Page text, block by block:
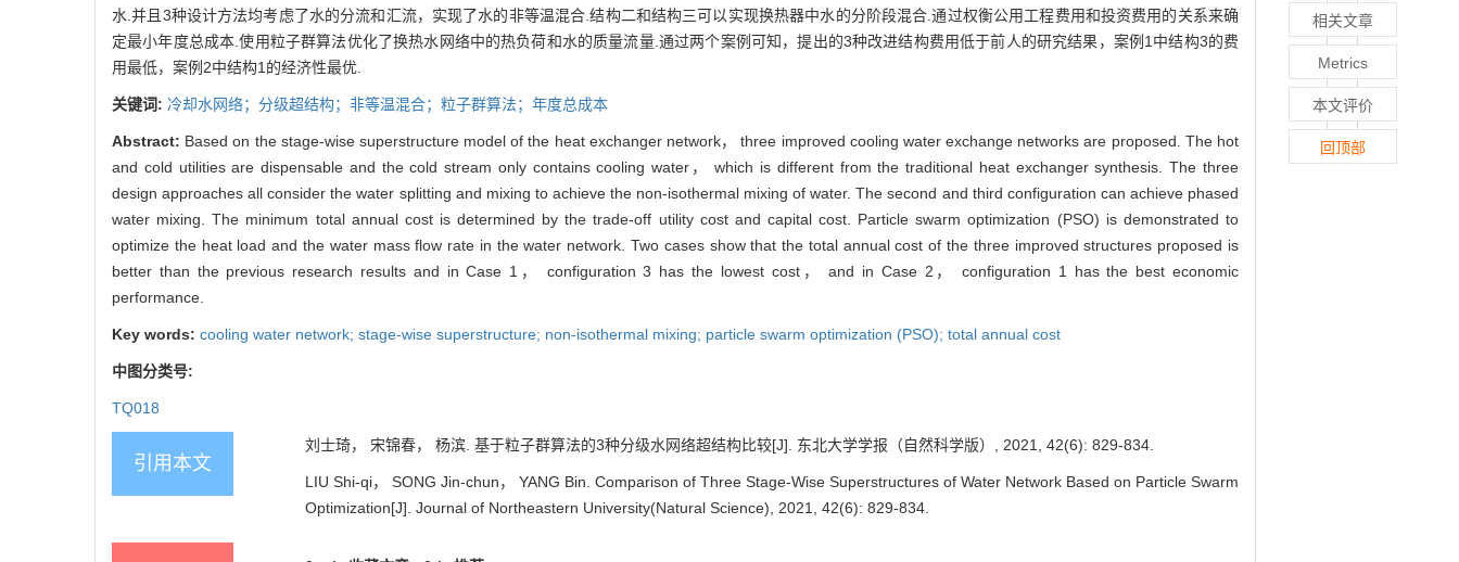
水.并且3种设计方法均考虑了水的分流和汇流，实现了水的非等温混合.结构二和结构三可以实现换热器中水的分阶段混合.通过权衡公用工程费用和投资费用的关系来确
定最小年度总成本.使用粒子群算法优化了换热水网络中的热负荷和水的质量流量.通过两个案例可知，提出的3种改进结构费用低于前人的研究结果，案例1中结构3的费
用最低，案例2中结构1的经济性最优.
关键词: 冷却水网络；分级超结构；非等温混合；粒子群算法；年度总成本
Abstract: Based on the stage-wise superstructure model of the heat exchanger network， three improved cooling water exchange networks are proposed. The hot
and cold utilities are dispensable and the cold stream only contains cooling water， which is different from the traditional heat exchanger synthesis. The three
design approaches all consider the water splitting and mixing to achieve the non-isothermal mixing of water. The second and third configuration can achieve phased
water mixing. The minimum total annual cost is determined by the trade-off utility cost and capital cost. Particle swarm optimization (PSO) is demonstrated to
optimize the heat load and the water mass flow rate in the water network. Two cases show that the total annual cost of the three improved structures proposed is
better than the previous research results and in Case 1， configuration 3 has the lowest cost， and in Case 2， configuration 1 has the best economic
performance.
Key words: cooling water network; stage-wise superstructure; non-isothermal mixing; particle swarm optimization (PSO); total annual cost
中图分类号:
TQ018
引用本文
刘士琦， 宋锦春， 杨滨. 基于粒子群算法的3种分级水网络超结构比较[J]. 东北大学学报（自然科学版）, 2021, 42(6): 829-834.
LIU Shi-qi， SONG Jin-chun， YANG Bin. Comparison of Three Stage-Wise Superstructures of Water Network Based on Particle Swarm
Optimization[J]. Journal of Northeastern University(Natural Science), 2021, 42(6): 829-834.
相关文章
Metrics
本文评价
回顶部